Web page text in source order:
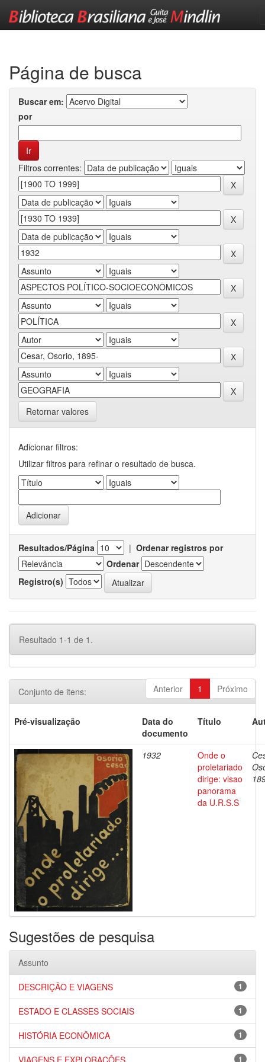
Página de busca
Buscar em:
por
Filtros correntes:
Retornar valores
Adicionar filtros:
Utilizar filtros para refinar o resultado de busca.
Resultados/Página | Ordenar registros por
Ordenar
Registro(s)
Resultado 1-1 de 1.
Anterior 1 Próximo
Conjunto de itens:
Pré-visualização
Data do
documento
Título
1932
Onde o
proletariado
dirige: visao
panorama
da U.R.S.S
Sugestões de pesquisa
Assunto
1
DESCRIÇÃO E VIAGENS
1
ESTADO E CLASSES SOCIAIS
1
HISTÓRIA ECONÔMICA
1
VIAGENS E EXPLORAÇÕES